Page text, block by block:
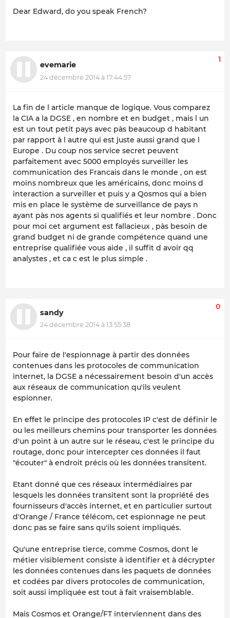
Dear Edward, do you speak French?
evemarie
24 décembre 2014 à 17:44:57
1
La fin de l article manque de logique. Vous comparez
la CIA a la DGSE , en nombre et en budget , mais l un
est un tout petit pays avec pàs beaucoup d habitant
par rapport à l autre qui est juste aussi grand que l
Europe . Du coup nos service secret peuvent
parfaitement avec 5000 employés surveiller les
communication des Francais dans le monde , on est
moins nombreux que les américains, donc moins d
interaction a surveiller et puis y a Qosmos qui a bien
mis en place le système de surveillance de pays n
ayant pàs nos agents si qualifiés et leur nombre . Donc
pour moi cet argument est fallacieux , pàs besoin de
grand budget ni de grande compétence quand une
entreprise qualifiée vous aide , il suffit d avoir qq
analystes , et ca c est le plus simple .
sandy
24 décembre 2014 à 13:55:38
0
Pour faire de l'espionnage à partir des données
contenues dans les protocoles de communication
internet, la DGSE a nécessairement besoin d'un accès
aux réseaux de communication qu'ils veulent
espionner.
En effet le principe des protocoles IP c'est de définir le
ou les meilleurs chemins pour transporter les données
d'un point à un autre sur le réseau, c'est le principe du
routage, donc pour intercepter ces données il faut
"écouter" à endroit précis où les données transitent.
Etant donné que ces réseaux intermédiaires par
lesquels les données transitent sont la propriété des
fournisseurs d'accès internet, et en particulier surtout
d'Orange / France télécom, cet espionnage ne peut
donc pas se faire sans qu'ils soient impliqués.
Qu'une entreprise tierce, comme Cosmos, dont le
métier visiblement consiste à identifier et à décrypter
les données contenues dans les paquets de données
et codées par divers protocoles de communication,
soit aussi impliquée est tout à fait vraisemblable.
Mais Cosmos et Orange/FT interviennent dans des